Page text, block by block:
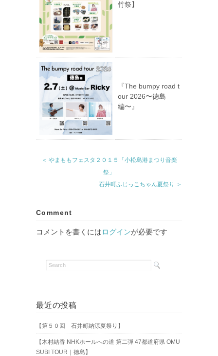
竹祭】
『The bumpy road t
our 2026〜徳島
編〜』
＜ やまももフェスタ２０１５「小松島港まつり音楽
祭」
石井町ふじっこちゃん夏祭り ＞
Comment
コメントを書くにはログインが必要です
最近の投稿
【第５０回 石井町納涼夏祭り】
【木村結香 NHKホールへの道 第二弾 47都道府県 OMU
SUBI TOUR｜徳島】